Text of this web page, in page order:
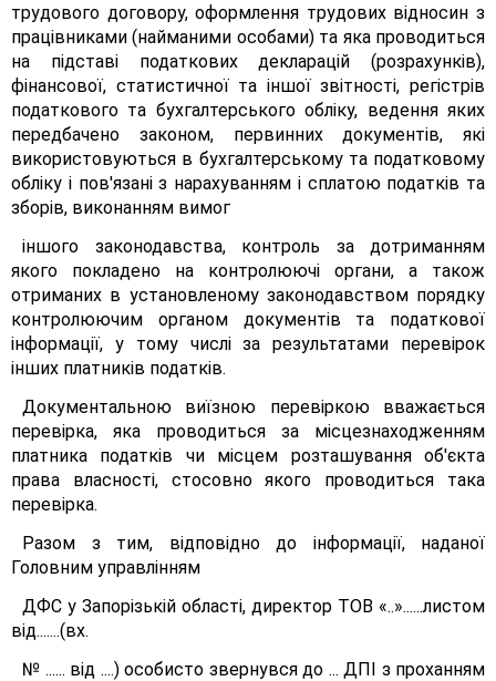
трудового договору, оформлення трудових відносин з
працівниками (найманими особами) та яка проводиться
на підставі податкових декларацій (розрахунків),
фінансової, статистичної та іншої звітності, регістрів
податкового та бухгалтерського обліку, ведення яких
передбачено законом, первинних документів, які
використовуються в бухгалтерському та податковому
обліку і пов'язані з нарахуванням і сплатою податків та
зборів, виконанням вимог
іншого законодавства, контроль за дотриманням
якого покладено на контролюючі органи, а також
отриманих в установленому законодавством порядку
контролюючим органом документів та податкової
інформації, у тому числі за результатами перевірок
інших платників податків.
Документальною виїзною перевіркою вважається
перевірка, яка проводиться за місцезнаходженням
платника податків чи місцем розташування об'єкта
права власності, стосовно якого проводиться така
перевірка.
Разом з тим, відповідно до інформації, наданої
Головним управлінням
ДФС у Запорізькій області, директор ТОВ «..»......листом
від.......(вх.
№ ...... від ....) особисто звернувся до ... ДПІ з проханням